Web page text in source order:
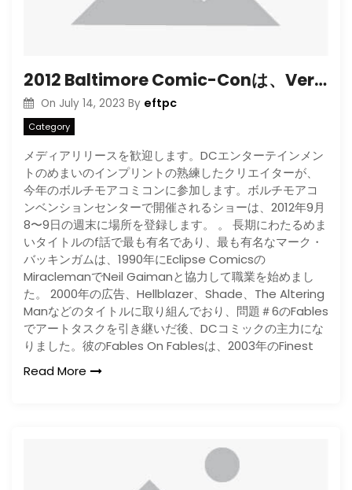
2012 Baltimore Comic-Conは、Vertigo Creators
On July 14, 2023 By eftpc
Category
メディアリリースを歓迎します。DCエンターテインメン
トのめまいのインプリントの熟練したクリエイターが、
今年のボルチモアコミコンに参加します。ボルチモアコ
ンベンションセンターで開催されるショーは、2012年9月
8〜9日の週末に場所を登録します。 。 長期にわたるめま
いタイトルのf話で最も有名であり、最も有名なマーク・
バッキンガムは、1990年にEclipse Comicsの
MiraclemanでNeil Gaimanと協力して職業を始めまし
た。 2000年の広告、Hellblazer、Shade、The Altering
Manなどのタイトルに取り組んでおり、問題＃6のFables
でアートタスクを引き継いだ後、DCコミックの主力にな
りました。彼のFables On Fablesは、2003年のFinest
Read More